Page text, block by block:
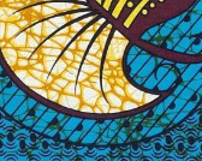
35,00€